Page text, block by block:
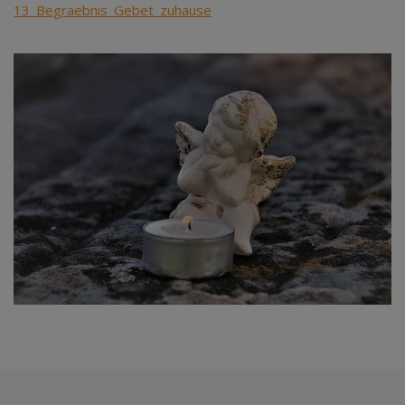
13_Begraebnis_Gebet_zuhause